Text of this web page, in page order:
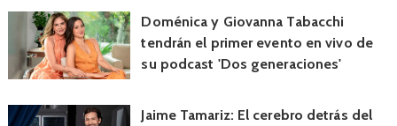
Doménica y Giovanna Tabacchi
tendrán el primer evento en vivo de
su podcast 'Dos generaciones'
Jaime Tamariz: El cerebro detrás del